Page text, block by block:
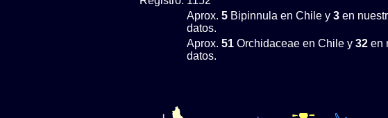
Aprox. 5 Bipinnula en Chile y 3 en
datos.
Aprox. 51 Orchidaceae en Chile y 32 en
datos.